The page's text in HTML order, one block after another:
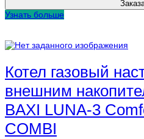
Узнать больше
Котел газовый
внешним
BAXI LUNA-3
COMBI